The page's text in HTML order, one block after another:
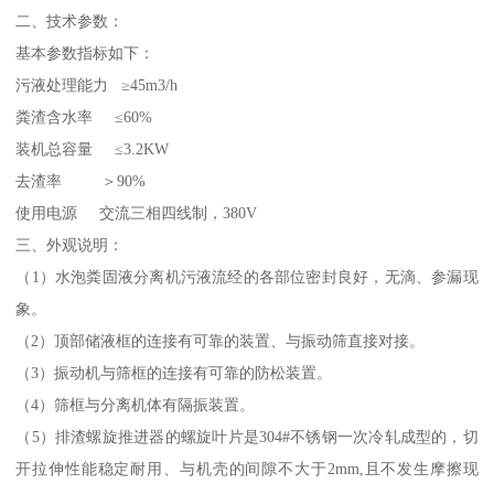
二、技术参数：
基本参数指标如下：
污液处理能力 ≥45m3/h
粪渣含水率 ≤60%
装机总容量 ≤3.2KW
去渣率 ＞90%
使用电源 交流三相四线制，380V
三、外观说明：
（1）水泡粪固液分离机污液流经的各部位密封良好，无滴、参漏现
象。
（2）顶部储液框的连接有可靠的装置、与振动筛直接对接。
（3）振动机与筛框的连接有可靠的防松装置。
（4）筛框与分离机体有隔振装置。
（5）排渣螺旋推进器的螺旋叶片是304#不锈钢一次冷轧成型的，切
开拉伸性能稳定耐用、与机壳的间隙不大于2mm,且不发生摩擦现